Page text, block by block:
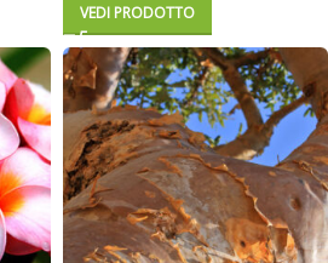
VEDI PRODOTTO